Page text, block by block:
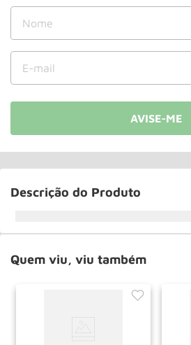
Descrição do Produto
Quem viu, viu também
10º Roda